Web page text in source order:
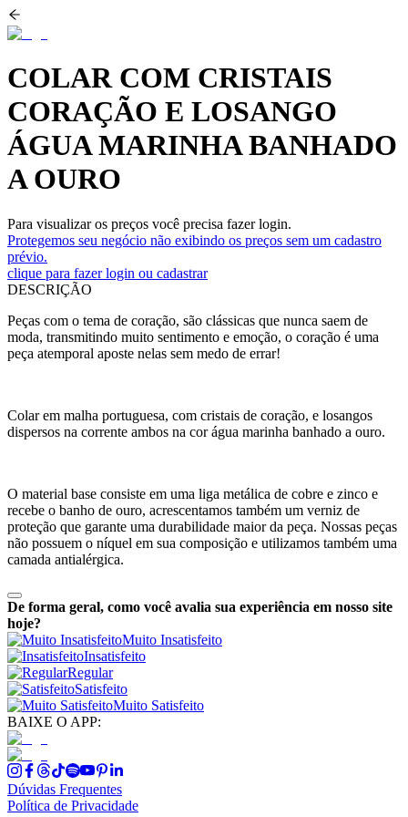
COLAR COM CRISTAIS
CORAÇÃO E LOSANGO
ÁGUA MARINHA BANHADO
A OURO
Para visualizar os preços você precisa fazer login.
Protegemos seu negócio não exibindo os preços sem um cadastro
prévio.
clique para fazer login ou cadastrar
DESCRIÇÃO
Peças com o tema de coração, são clássicas que nunca saem de
moda, transmitindo muito sentimento e emoção, o coração é uma
peça atemporal aposte nelas sem medo de errar!
Colar em malha portuguesa, com cristais de coração, e losangos
dispersos na corrente ambos na cor água marinha banhado a ouro.
O material base consiste em uma liga metálica de cobre e zinco e
recebe o banho de ouro, acrescentamos também um verniz de
proteção que garante uma durabilidade maior da peça. Nossas peças
não possuem o níquel em sua composição e utilizamos também uma
camada antialérgica.
De forma geral, como você avalia sua experiência em nosso site
hoje?
Muito Insatisfeito
Insatisfeito
Regular
Satisfeito
Muito Satisfeito
BAIXE O APP:
Dúvidas Frequentes
Política de Privacidade